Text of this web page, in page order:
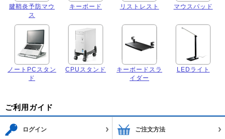
腱鞘炎予防マウ
ス
キーボード リストレスト マウスパッド
ノートPCスタン
ド
CPUスタンド
キーボードスラ
イダー
LEDライト
ご利用ガイド
ログイン ご注文方法